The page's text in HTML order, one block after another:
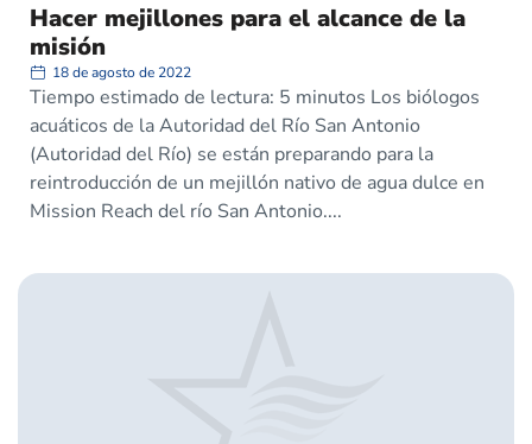
Hacer mejillones para el alcance de la
misión
18 de agosto de 2022
Tiempo estimado de lectura: 5 minutos Los biólogos
acuáticos de la Autoridad del Río San Antonio
(Autoridad del Río) se están preparando para la
reintroducción de un mejillón nativo de agua dulce en
Mission Reach del río San Antonio.